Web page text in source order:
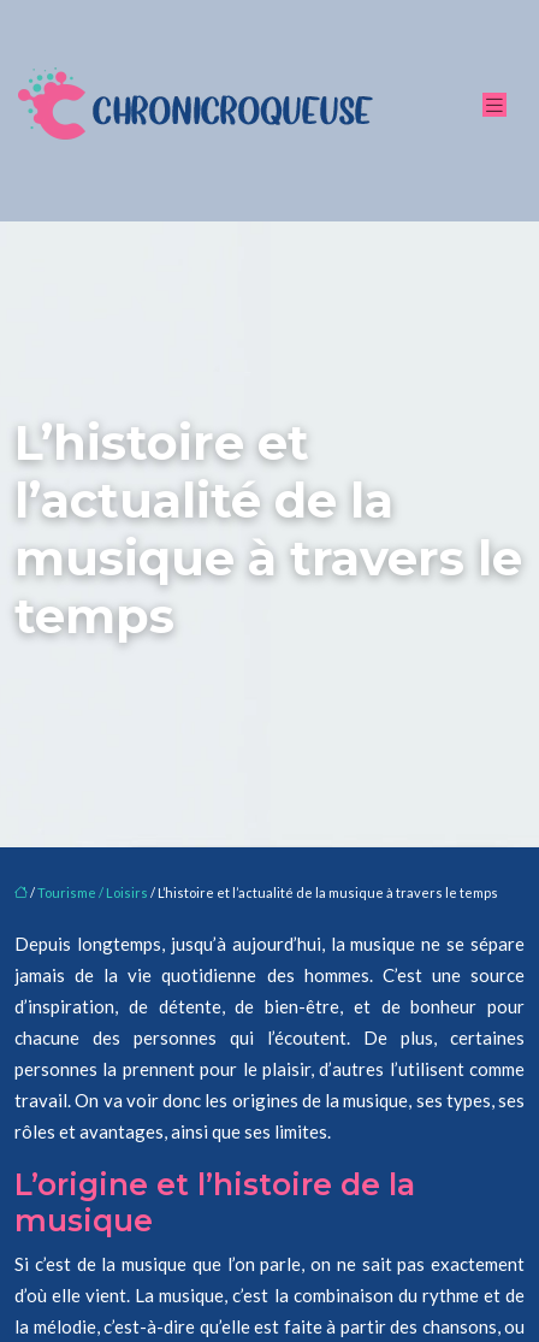
L’histoire et
l’actualité de la
musique à travers le
temps
/Tourisme / Loisirs / L’histoire et l’actualité de la musique à travers le temps
Depuis longtemps, jusqu’à aujourd’hui, la musique ne se sépare
jamais de la vie quotidienne des hommes. C’est une source
d’inspiration, de détente, de bien-être, et de bonheur pour
chacune des personnes qui l’écoutent. De plus, certaines
personnes la prennent pour le plaisir, d’autres l’utilisent comme
travail. On va voir donc les origines de la musique, ses types, ses
rôles et avantages, ainsi que ses limites.
L’origine et l’histoire de la
musique
Si c’est de la musique que l’on parle, on ne sait pas exactement
d’où elle vient. La musique, c’est la combinaison du rythme et de
la mélodie, c’est-à-dire qu’elle est faite à partir des chansons, ou